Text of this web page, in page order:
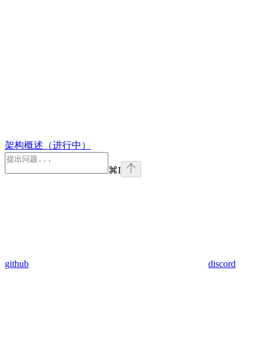
架构概述（进行中）
⌘I
github discord